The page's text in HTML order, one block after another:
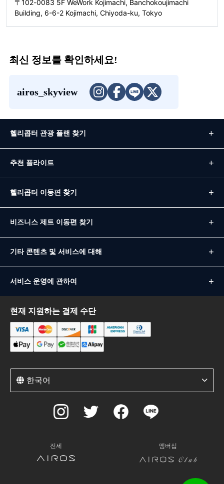
〒102-0083 5F WeWork Kojimachi, Banchokoujimachi
Building, 6-6-2 Kojimachi, Chiyoda-ku, Tokyo
최신 정보를 확인하세요!
airos_skyview
헬리콥터 관광 플랜 찾기
추천 플라이트
헬리콥터 이동편 찾기
비즈니스 제트 이동편 찾기
기타 콘텐츠 및 서비스에 대해
서비스 운영에 관하여
현재 지원하는 결제 수단
한국어
전세 멤버십